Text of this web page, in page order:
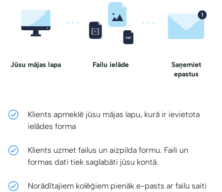
Jūsu mājas lapa Failu ielāde
Saņemiet
epastus
Klients apmeklē jūsu mājas lapu, kurā ir ievietota
ielādes forma
Klients uzmet failus un aizpilda formu. Faili un
formas dati tiek saglabāti jūsu kontā.
Norādītajiem kolēģiem pienāk e-pasts ar failu saiti